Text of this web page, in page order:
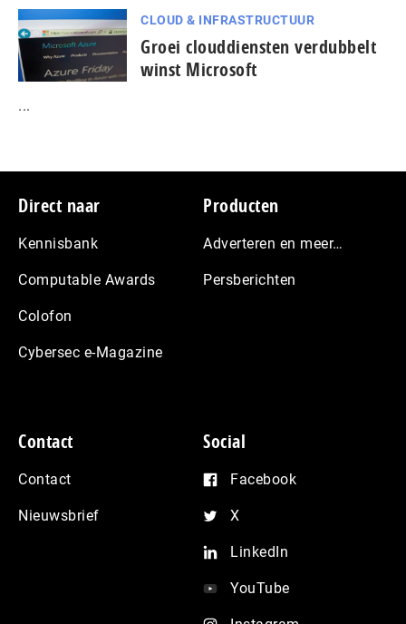
CLOUD & INFRASTRUCTUUR
Groei clouddiensten verdubbelt
winst Microsoft
...
Footer
Direct naar
Kennisbank
Computable Awards
Colofon
Cybersec e-Magazine
Producten
Adverteren en meer…
Persberichten
Contact
Contact
Nieuwsbrief
Social
Facebook
X
LinkedIn
YouTube